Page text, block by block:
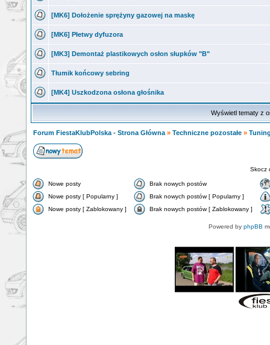
[MK6] Dołożenie sprężyny gazowej na maskę
[MK6] Płetwy dyfuzora
[MK3] Demontaż plastikowych osłon słupków "B"
Tłumik końcowy sebring
[MK4] Uszkodzona osłona głośnika
Wyświetl tematy z
Forum FiestaKlubPolska - Strona Główna » Techniczne pozostałe »
Skocz
Nowe posty
Brak nowych postów
Nowe posty [ Popularny ]
Brak nowych postów [ Popularny ]
Nowe posty [ Zablokowany ]
Brak nowych postów [ Zablokowany ]
Powered by phpBB